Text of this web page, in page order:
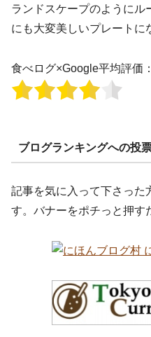
ランドスケープのようにル
にも大変美しいプレートに
食べログ×Google平均評価
ブログランキングへの投
記事を気に入って下さった
す。バナーをポチっと押す